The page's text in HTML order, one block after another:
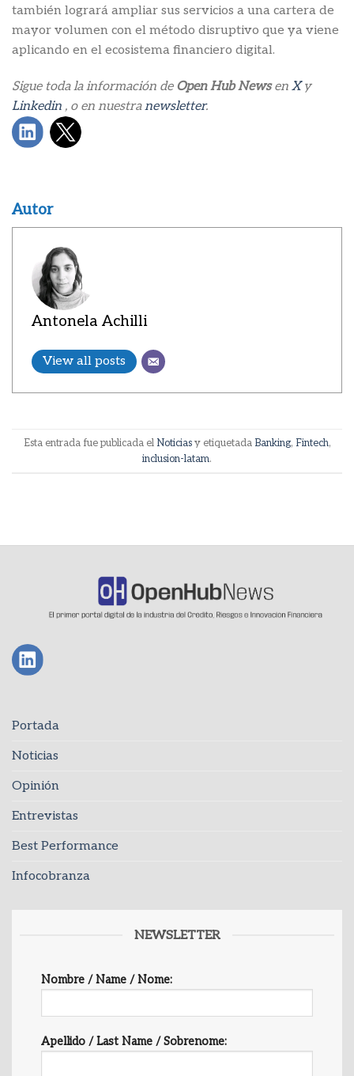
también logrará ampliar sus servicios a una cartera de
mayor volumen con el método disruptivo que ya viene
aplicando en el ecosistema financiero digital.
Sigue toda la información de Open Hub Newsen Xy
Linkedin , o en nuestranewsletter.
Autor
Antonela Achilli
View all posts
Esta entrada fue publicada el Noticiasy etiquetada Banking, Fintech,
inclusion-latam.
Portada
Noticias
Opinión
Entrevistas
Best Performance
Infocobranza
NEWSLETTER
Nombre / Name / Nome:
Apellido / Last Name / Sobrenome: